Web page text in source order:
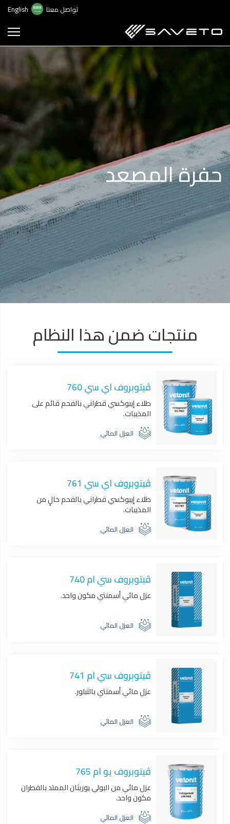
تواصل معنا English
حفرة المصعد
منتجات ضمن هذا النظام
ڤيتوبروف اي سي 760
طلاء إيبوكسي قطراني بالفحم قائم على
المذيبات.
العزل المائي
ڤيتوبروف اي سي 761
طلاء إيبوكسي قطراني بالفحم خالٍ من
المذيبات.
العزل المائي
ڤيتوبروف سي ام 740
عزل مائي أسمنتي مكون واحد.
العزل المائي
ڤيتوبروف سي ام 741
عزل مائي أسمنتي بالتبلور.
العزل المائي
ڤيتوبروف يو ام 765
عزل مائي من البولي يوريثان الممتد بالقطران
مكون واحد.
العزل المائي